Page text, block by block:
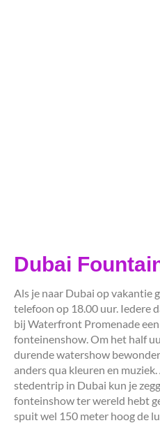
Dubai
Als je naar Dubai op vakantie
telefoon op 18.00 uur. Iedere
bij Waterfront Promenade
fonteinenshow. Om het half
durende watershow
anders qua kleuren en
stedentrip in Dubai kun je
fonteinshow ter wereld hebt
spuit wel 150 meter hoog de